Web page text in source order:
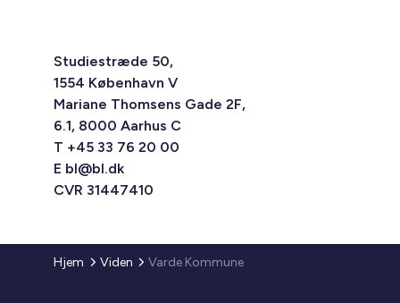
Studiestræde 50,
1554 København V
Mariane Thomsens Gade 2F,
6.1, 8000 Aarhus C
T +45 33 76 20 00
E bl@bl.dk
CVR 31447410
Hjem Viden Varde Kommune